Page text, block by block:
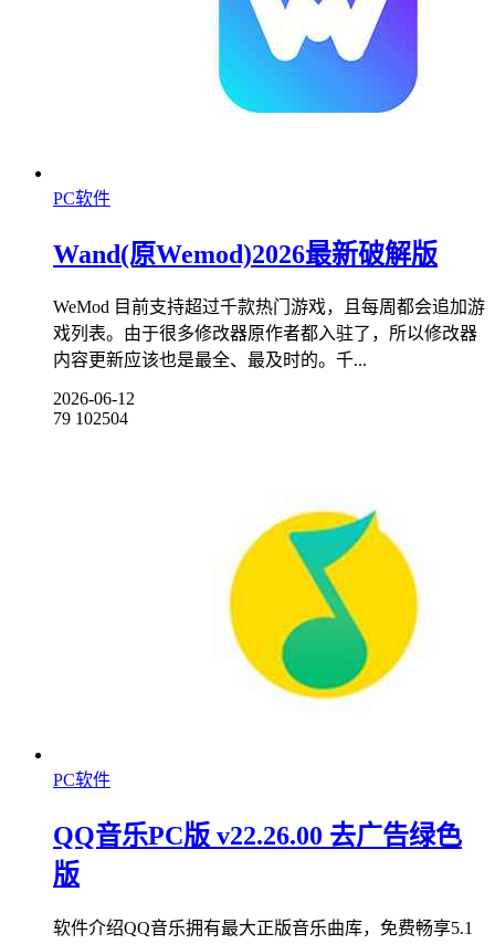
PC软件
Wand(原Wemod)2026最新破解版
WeMod 目前支持超过千款热门游戏，且每周都会追加游
戏列表。由于很多修改器原作者都入驻了，所以修改器
内容更新应该也是最全、最及时的。千...
2026-06-12
79 102504
PC软件
QQ音乐PC版 v22.26.00 去广告绿色
版
软件介绍QQ音乐拥有最大正版音乐曲库，免费畅享5.1